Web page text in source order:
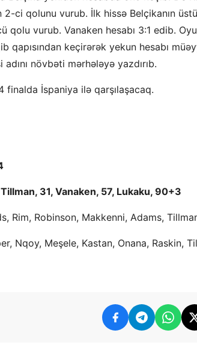
2-ci qolunu vurub. İlk hissə Belçikanın
qolu vurub. Vanaken hesabı 3:1 edib.
qapısından keçirərək yekun hesabı
növbəti mərhələyə yazdırıb.
finalda İspaniya ilə qarşılaşacaq.
31, Vanaken, 57, Lukaku, 90+3
Rim, Robinson, Makkenni, Adams,
Nqoy, Meşele, Kastan, Onana, Raskin,